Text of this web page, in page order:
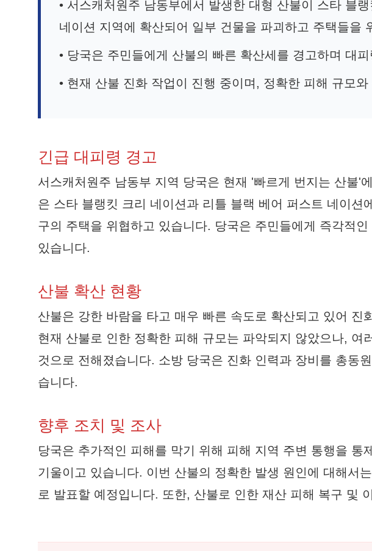
• 서스캐처원주 남동부에서 발생한 대형 산불이 스타 블
네이션 지역에 확산되어 일부 건물을 파괴하고 주택들을
• 당국은 주민들에게 산불의 빠른 확산세를 경고하며 대
• 현재 산불 진화 작업이 진행 중이며, 정확한 피해 규모
긴급 대피령 경고
서스캐처원주 남동부 지역 당국은 현재 '빠르게 번지는 산불'
은 스타 블랭킷 크리 네이션과 리틀 블랙 베어 퍼스트 네이션
구의 주택을 위협하고 있습니다. 당국은 주민들에게 즉각적
있습니다.
산불 확산 현황
산불은 강한 바람을 타고 매우 빠른 속도로 확산되고 있어 진
현재 산불로 인한 정확한 피해 규모는 파악되지 않았으나, 여
것으로 전해졌습니다. 소방 당국은 진화 인력과 장비를 총동
습니다.
향후 조치 및 조사
당국은 추가적인 피해를 막기 위해 피해 지역 주변 통행을 통
기울이고 있습니다. 이번 산불의 정확한 발생 원인에 대해서
로 발표할 예정입니다. 또한, 산불로 인한 재산 피해 복구 및